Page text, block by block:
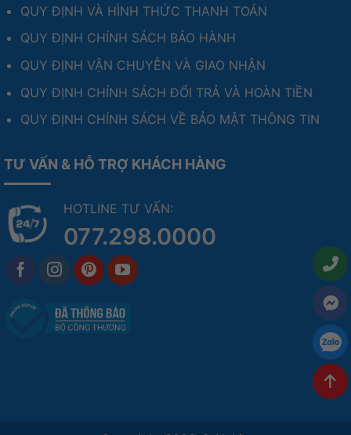
QUY ĐỊNH VÀ HÌNH THỨC THANH TOÁN
QUY ĐỊNH CHÍNH SÁCH BẢO HÀNH
QUY ĐỊNH VẬN CHUYỄN VÀ GIAO NHẬN
QUY ĐỊNH CHÍNH SÁCH ĐỔI TRẢ VÀ HOÀN TIỀN
QUY ĐỊNH CHÍNH SÁCH VỀ BẢO MẬT THÔNG TIN
TƯ VẤN & HỖ TRỢ KHÁCH HÀNG
HOTLINE TƯ VẤN:
077.298.0000